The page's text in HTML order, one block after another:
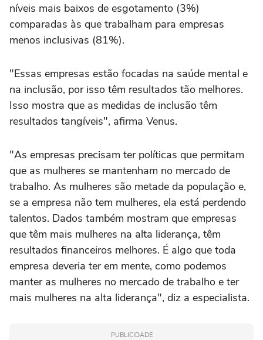
níveis mais baixos de esgotamento (3%)
comparadas às que trabalham para empresas
menos inclusivas (81%).
"Essas empresas estão focadas na saúde mental e
na inclusão, por isso têm resultados tão melhores.
Isso mostra que as medidas de inclusão têm
resultados tangíveis", afirma Venus.
"As empresas precisam ter políticas que permitam
que as mulheres se mantenham no mercado de
trabalho. As mulheres são metade da população e,
se a empresa não tem mulheres, ela está perdendo
talentos. Dados também mostram que empresas
que têm mais mulheres na alta liderança, têm
resultados financeiros melhores. É algo que toda
empresa deveria ter em mente, como podemos
manter as mulheres no mercado de trabalho e ter
mais mulheres na alta liderança", diz a especialista.
PUBLICIDADE